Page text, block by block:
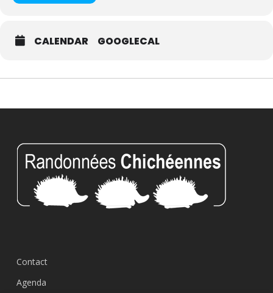
CALENDAR GOOGLECAL
Contact
Agenda